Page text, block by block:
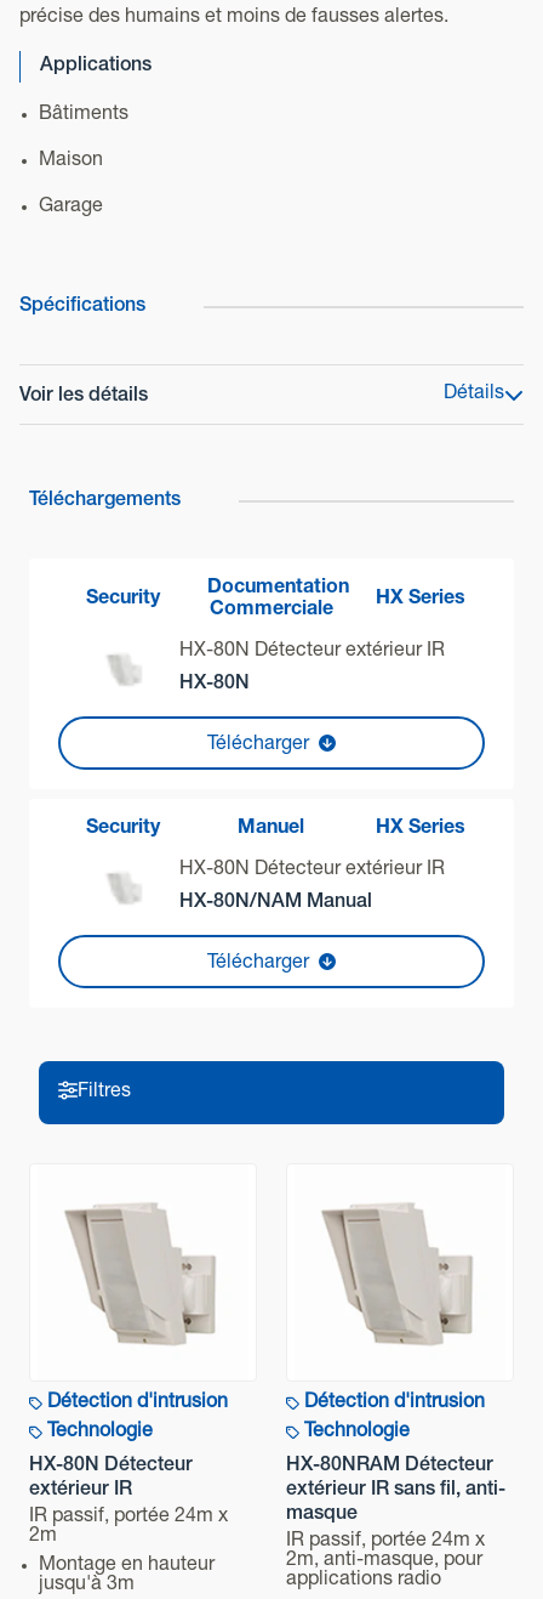
précise des humains et moins de fausses alertes.
Applications
Bâtiments
Maison
Garage
Spécifications
Voir les détails Détails
Mode de détection
Zone de détection
Vitesse détectable
Sensibilité
Alimentation
9.5 - 18 VDC
Consommation
Période d’alarme
2.0 ±1 sec
Sortie d’alarme (R)
Form C 28 VDC 0.2 A max
Sortie Trouble
N.C. 28 VDC, 0.1 A max
N.C. 28 VDC, 0,1 A max. N.C. ouvert lorsque le capot est
retiré.
Indicateur LED
Rouge : Préchauffage, Alarme, Trouble
Température d’utilisation
-20 à +60°C
Téléchargements
HX-80N Détecteur extérieur IR
HX-80N
Security
Documentation
Commerciale
HX Series
Télécharger
HX-80N Détecteur extérieur IR
HX-80N/NAM Manual
Security Manuel HX Series
Télécharger
Filtres
Technologie
Application
Portée de détection
Caractéristiques avancées
Alimentation
Détection d'intrusion
Technologie
HX-80N Détecteur
extérieur IR
IR passif, portée 24m x
2m
Montage en hauteur
jusqu'à 3m
Détection d'intrusion
Technologie
HX-80NRAM Détecteur
extérieur IR sans fil, anti-
masque
IR passif, portée 24m x
2m, anti-masque, pour
applications radio